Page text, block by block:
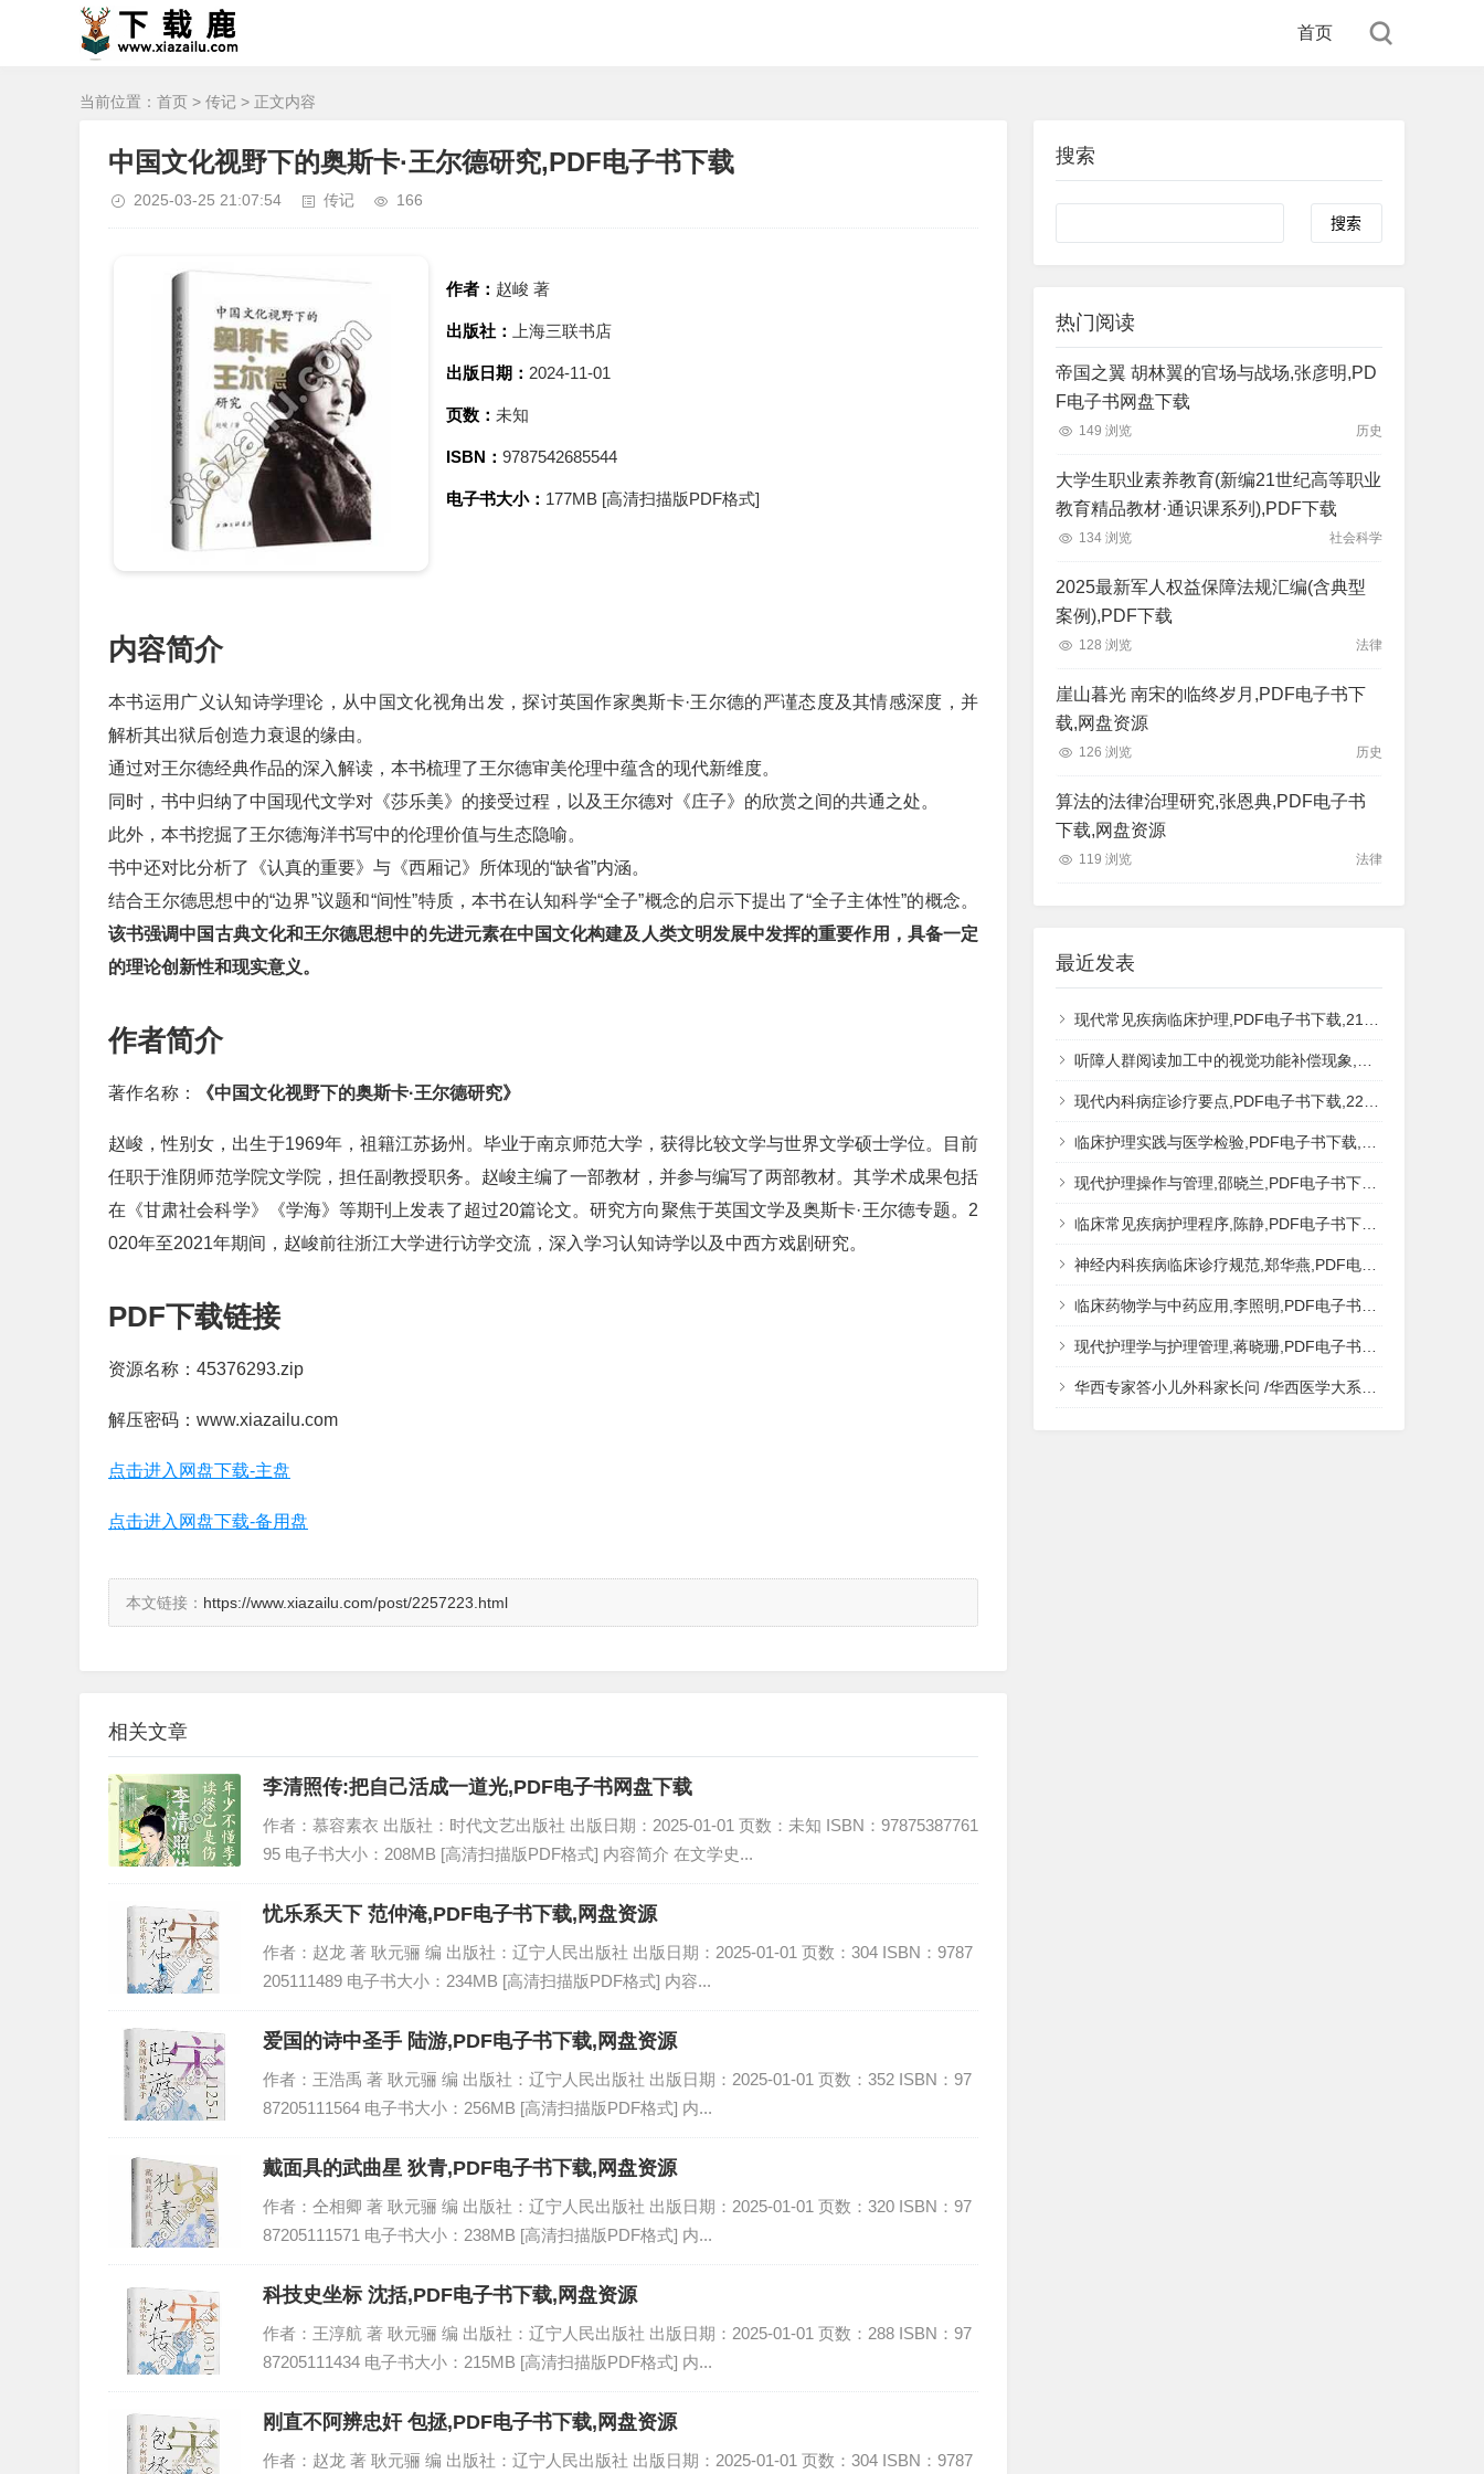
首页
当前位置： 首页 > 传记 > 正文内容
中国文化视野下的奥斯卡·王尔德研究,PDF电子书下载
2025-03-25 21:07:54 传记 166
作者： 赵峻 著
出版社： 上海三联书店
出版日期： 2024-11-01
页数： 未知
ISBN： 9787542685544
电子书大小： 177MB [高清扫描版PDF格式]
内容简介
本书运用广义认知诗学理论，从中国文化视角出发，探讨英国作家奥斯卡·王尔德的严谨态度及其情感深度，并
解析其出狱后创造力衰退的缘由。
通过对王尔德经典作品的深入解读，本书梳理了王尔德审美伦理中蕴含的现代新维度。
同时，书中归纳了中国现代文学对《莎乐美》的接受过程，以及王尔德对《庄子》的欣赏之间的共通之处。
此外，本书挖掘了王尔德海洋书写中的伦理价值与生态隐喻。
书中还对比分析了《认真的重要》与《西厢记》所体现的“缺省”内涵。
结合王尔德思想中的“边界”议题和“间性”特质，本书在认知科学“全子”概念的启示下提出了“全子主体性”的概念。
该书强调中国古典文化和王尔德思想中的先进元素在中国文化构建及人类文明发展中发挥的重要作用，具备一定
的理论创新性和现实意义。
作者简介
著作名称： 《中国文化视野下的奥斯卡·王尔德研究》
赵峻，性别女，出生于1969年，祖籍江苏扬州。毕业于南京师范大学，获得比较文学与世界文学硕士学位。目前
任职于淮阴师范学院文学院，担任副教授职务。赵峻主编了一部教材，并参与编写了两部教材。其学术成果包括
在《甘肃社会科学》《学海》等期刊上发表了超过20篇论文。研究方向聚焦于英国文学及奥斯卡·王尔德专题。2
020年至2021年期间，赵峻前往浙江大学进行访学交流，深入学习认知诗学以及中西方戏剧研究。
PDF下载链接
资源名称：45376293.zip
解压密码：www.xiazailu.com
点击进入网盘下载-主盘
点击进入网盘下载-备用盘
本文链接： https://www.xiazailu.com/post/2257223.html
相关文章
李清照传:把自己活成一道光,PDF电子书网盘下载
作者：慕容素衣 出版社：时代文艺出版社 出版日期：2025-01-01 页数：未知 ISBN：97875387761
95 电子书大小：208MB [高清扫描版PDF格式] 内容简介 在文学史...
忧乐系天下 范仲淹,PDF电子书下载,网盘资源
作者：赵龙 著 耿元骊 编 出版社：辽宁人民出版社 出版日期：2025-01-01 页数：304 ISBN：9787
205111489 电子书大小：234MB [高清扫描版PDF格式] 内容...
爱国的诗中圣手 陆游,PDF电子书下载,网盘资源
作者：王浩禹 著 耿元骊 编 出版社：辽宁人民出版社 出版日期：2025-01-01 页数：352 ISBN：97
87205111564 电子书大小：256MB [高清扫描版PDF格式] 内...
戴面具的武曲星 狄青,PDF电子书下载,网盘资源
作者：仝相卿 著 耿元骊 编 出版社：辽宁人民出版社 出版日期：2025-01-01 页数：320 ISBN：97
87205111571 电子书大小：238MB [高清扫描版PDF格式] 内...
科技史坐标 沈括,PDF电子书下载,网盘资源
作者：王淳航 著 耿元骊 编 出版社：辽宁人民出版社 出版日期：2025-01-01 页数：288 ISBN：97
87205111434 电子书大小：215MB [高清扫描版PDF格式] 内...
刚直不阿辨忠奸 包拯,PDF电子书下载,网盘资源
作者：赵龙 著 耿元骊 编 出版社：辽宁人民出版社 出版日期：2025-01-01 页数：304 ISBN：9787
搜索
Search
热门阅读
帝国之翼 胡林翼的官场与战场,张彦明,PD
F电子书网盘下载
149 浏览 历史
大学生职业素养教育(新编21世纪高等职业
教育精品教材·通识课系列),PDF下载
134 浏览 社会科学
2025最新军人权益保障法规汇编(含典型
案例),PDF下载
128 浏览 法律
崖山暮光 南宋的临终岁月,PDF电子书下
载,网盘资源
126 浏览 历史
算法的法律治理研究,张恩典,PDF电子书
下载,网盘资源
119 浏览 法律
最近发表
现代常见疾病临床护理,PDF电子书下载,217MB,网盘资源
听障人群阅读加工中的视觉功能补偿现象,秦钊,PDF电子书下载,网盘资源
现代内科病症诊疗要点,PDF电子书下载,223MB,网盘资源
临床护理实践与医学检验,PDF电子书下载,193MB,网盘资源
现代护理操作与管理,邵晓兰,PDF电子书下载,242MB,网盘资源
临床常见疾病护理程序,陈静,PDF电子书下载,185MB,网盘资源
神经内科疾病临床诊疗规范,郑华燕,PDF电子书下载,188MB,网盘资源
临床药物学与中药应用,李照明,PDF电子书下载,202MB,网盘资源
现代护理学与护理管理,蒋晓珊,PDF电子书下载,223MB,网盘资源
华西专家答小儿外科家长问 /华西医学大系?医学科普,PDF电子书网盘下载